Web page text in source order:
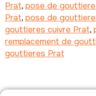
Prat, pose de
Prat, pose de
gouttieres cuivre Prat,
remplacement de
gouttieres Prat